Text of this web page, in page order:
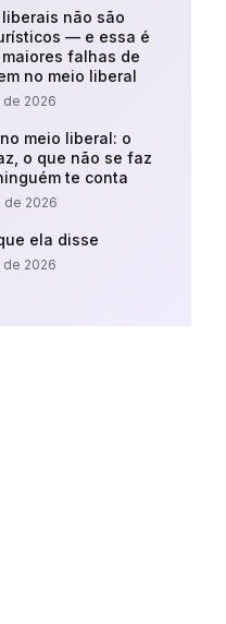
não são
— e essa é
falhas de
no meio liberal
de 2026
meio liberal: o
o que não se faz
te conta
de 2026
ela disse
de 2026